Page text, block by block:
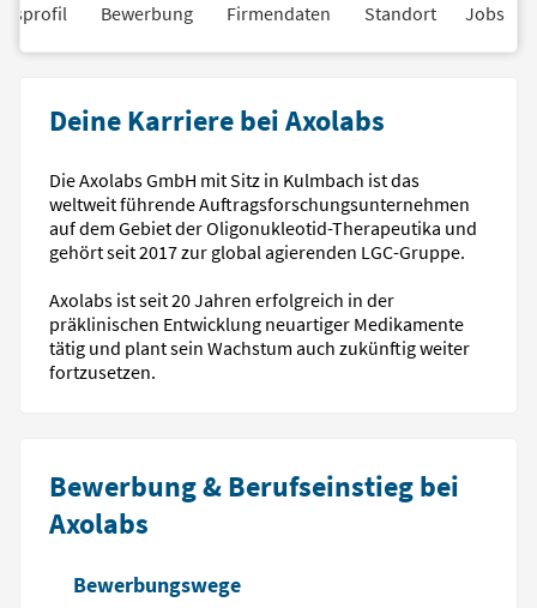
Bewerbung Firmendaten Standort Jobs
Deine Karriere bei Axolabs
Die Axolabs GmbH mit Sitz in Kulmbach ist das
weltweit führende Auftragsforschungsunternehmen
auf dem Gebiet der Oligonukleotid-Therapeutika und
gehört seit 2017 zur global agierenden LGC-Gruppe.
Axolabs ist seit 20 Jahren erfolgreich in der
präklinischen Entwicklung neuartiger Medikamente
tätig und plant sein Wachstum auch zukünftig weiter
fortzusetzen.
Bewerbung & Berufseinstieg bei
Axolabs
Bewerbungswege